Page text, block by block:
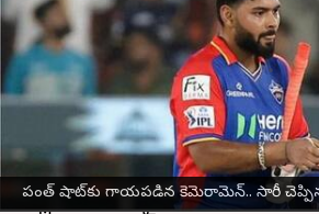
పంత్ షాట్‌కు గాయపడిన కెమెరామెన్.. సారీ
చెప్పిన పంత్
వ్రాసిన వారు Sirish Praharaju Apr 25, 2024 01:54
ఈ వార్తాకథనం ఏంటి
ఐపీఎల్17వ సీజన్‌లో మళ్లీ
దిల్లీ, గుజరాత్‌పై నాలుగు